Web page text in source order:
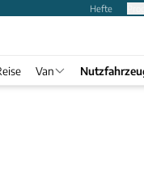
Hefte
Van